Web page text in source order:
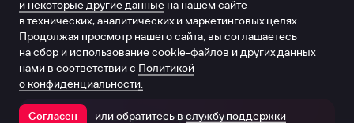
Открыть в приложении
и некоторые другие данные на нашем сайте
в технических, аналитических и маркетинговых целях.
Продолжая просмотр нашего сайта, вы соглашаетесь
на сбор и использование cookie-файлов и других данных
нами в соответствии с Политикой
о конфиденциальности.
Согласен или обратитесь в службу поддержки